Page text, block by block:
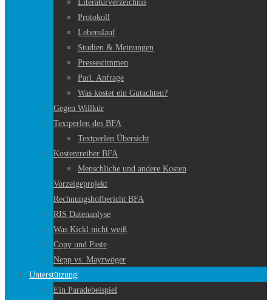
Literaturverzeichnis
Protokoll
Lebenslauf
Studien & Meinungen
Pressestimmen
Parl. Anfrage
Was kostet ein Gutachten?
Gegen Willkür
Textperlen des BFA
Textperlen Übersicht
Kostentreiber BFA
Menschliche und andere Kosten
Vorzeigeprojekt
Rechnungshofbericht BFA
RIS Datenanlyse
Was Kickl nicht weiß
Copy und Paste
Nepp vs. Mayrwöger
Unterstützung
Ein Paradebeispiel